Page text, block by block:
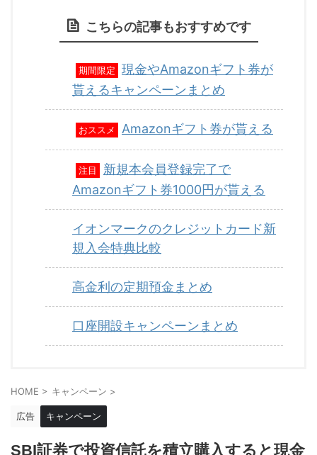
こちらの記事もおすすめです
期間限定
現金やAmazonギフト券が
貰えるキャンペーンまとめ
おススメ Amazonギフト券が貰える
注目
新規本会員登録完了で
Amazonギフト券1000円が貰える
イオンマークのクレジットカード新
規入会特典比較
高金利の定期預金まとめ
口座開設キャンペーンまとめ
HOME > キャンペーン >
広告 キャンペーン
SBI証券で投資信託を積立購入すると現金